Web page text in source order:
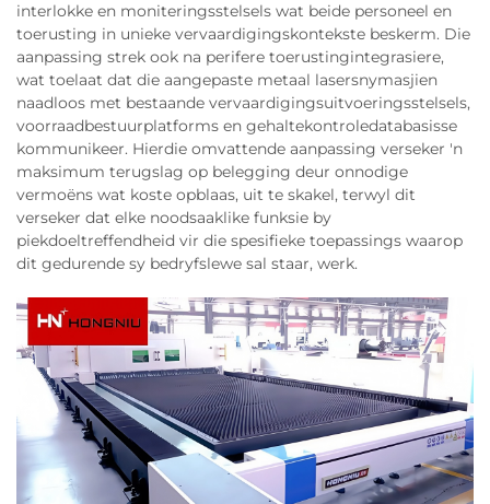
interlokke en moniteringsstelsels wat beide personeel en
toerusting in unieke vervaardigingskontekste beskerm. Die
aanpassing strek ook na perifere toerustingintegrasiere,
wat toelaat dat die aangepaste metaal lasersnymasjien
naadloos met bestaande vervaardigingsuitvoeringsstelsels,
voorraadbestuurplatforms en gehaltekontroledatabasisse
kommunikeer. Hierdie omvattende aanpassing verseker 'n
maksimum terugslag op belegging deur onnodige
vermoëns wat koste opblaas, uit te skakel, terwyl dit
verseker dat elke noodsaaklike funksie by
piekdoeltreffendheid vir die spesifieke toepassings waarop
dit gedurende sy bedryfslewe sal staar, werk.